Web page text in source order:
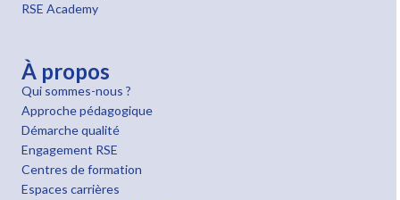
RSE Academy
À propos
Qui sommes-nous ?
Approche pédagogique
Démarche qualité
Engagement RSE
Centres de formation
Espaces carrières